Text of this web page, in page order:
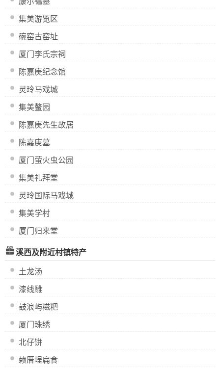
集美游览区
碗窑古窑址
厦门李氏宗祠
陈嘉庚纪念馆
灵玲马戏城
集美鳌园
陈嘉庚先生故居
陈嘉庚墓
厦门萤火虫公园
集美礼拜堂
灵玲国际马戏城
集美学村
厦门归来堂
溪西及附近村镇特产
土龙汤
漆线雕
鼓浪屿糍粑
厦门珠绣
北仔饼
赖厝埕扁食